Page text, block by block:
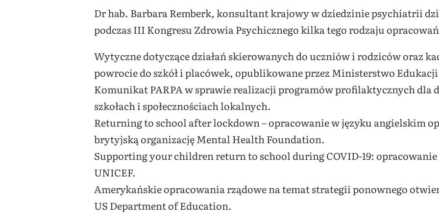
Dr hab. Barbara Remberk, konsultant krajowy w dziedzinie psychiatrii
podczas III Kongresu Zdrowia Psychicznego kilka tego rodzaju
Wytyczne dotyczące działań skierowanych do uczniów i rodziców oraz
powrocie do szkół i placówek, opublikowane przez Ministerstwo
Komunikat PARPA w sprawie realizacji programów profilaktycznych dla
szkołach i społecznościach lokalnych.
Returning to school after lockdown – opracowanie w języku angielskim
brytyjską organizację Mental Health Foundation.
Supporting your children return to school during COVID-19:
UNICEF.
Amerykańskie opracowania rządowe na temat strategii ponownego
US Department of Education.